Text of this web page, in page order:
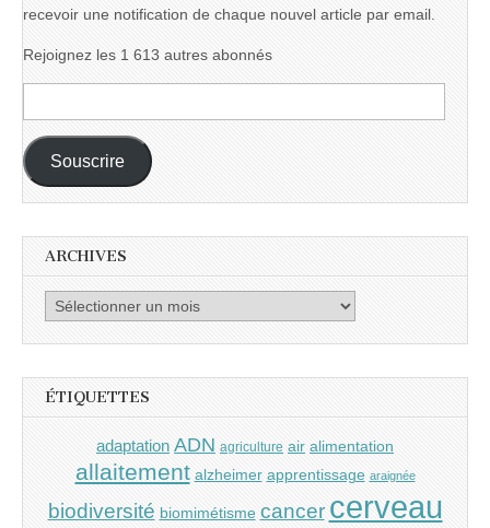
recevoir une notification de chaque nouvel article par email.
Rejoignez les 1 613 autres abonnés
e-
mail :
Souscrire
ARCHIVES
Archives
ÉTIQUETTES
adaptation ADN agriculture air alimentation
allaitement alzheimer apprentissage araignée
biodiversité biomimétisme cancer cerveau